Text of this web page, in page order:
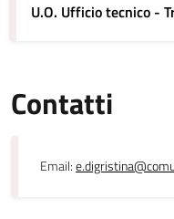
U.O. Ufficio tecnico -
Contatti
Email: